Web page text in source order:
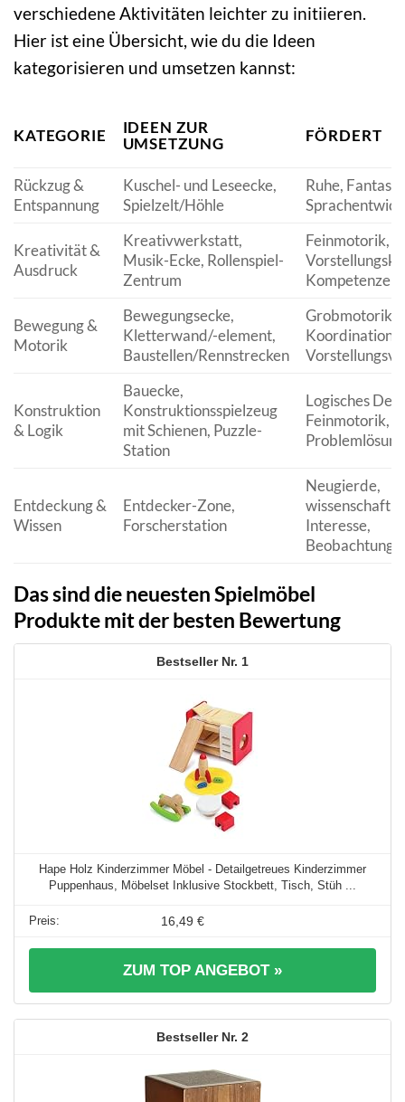
verschiedene Aktivitäten leichter zu initiieren.
Hier ist eine Übersicht, wie du die Ideen
kategorisieren und umsetzen kannst:
KATEGORIE
IDEEN ZUR
UMSETZUNG
FÖRDERT
Rückzug &
Entspannung
Kuschel- und Leseecke,
Spielzelt/Höhle
Ruhe,
Kreativität &
Ausdruck
Kreativwerkstatt,
Musik-Ecke, Rollenspiel-
Zentrum
Feinmotorik,
Kompetenzen
Bewegung &
Motorik
Bewegungsecke,
Kletterwand/-element,
Baustellen/Rennstrecken
Grobmotorik,
Koordination,
Konstruktion
& Logik
Bauecke,
Konstruktionsspielzeug
mit Schienen, Puzzle-
Station
Logisches
Feinmotorik,
Entdeckung &
Wissen
Entdecker-Zone,
Forscherstation
Neugierde,
Interesse,
Das sind die neuesten Spielmöbel
Produkte mit der besten Bewertung
1
Hape Holz Kinderzimmer Möbel - Detailgetreues Kinderzimmer
Puppenhaus, Möbelset Inklusive Stockbett, Tisch, Stüh ...
16,49 €
ZUM TOP ANGEBOT »
2